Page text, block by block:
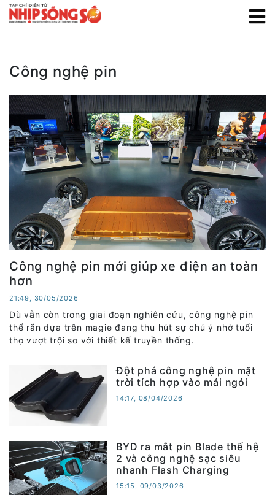
Công nghệ pin
Công nghệ pin mới giúp xe điện an toàn
hơn
21:49, 30/05/2026
Dù vẫn còn trong giai đoạn nghiên cứu, công nghệ pin
thể rắn dựa trên magie đang thu hút sự chú ý nhờ tuổi
thọ vượt trội so với thiết kế truyền thống.
Đột phá công nghệ pin mặt
trời tích hợp vào mái ngói
14:17, 08/04/2026
BYD ra mắt pin Blade thế hệ
2 và công nghệ sạc siêu
nhanh Flash Charging
15:15, 09/03/2026